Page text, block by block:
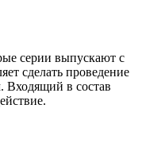
серии выпускают с
сделать проведение
Входящий в состав